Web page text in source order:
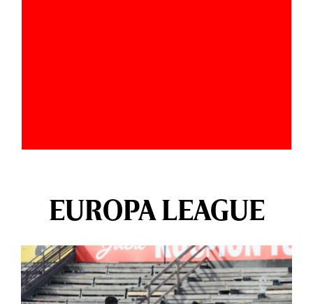
EUROPA LEAGUE